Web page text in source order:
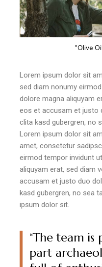
"Olive
Lorem ipsum dolor sit
sed diam nonumy
dolore magna aliquyam
eos et accusam et justo
clita kasd gubergren, no
Lorem ipsum dolor sit
amet, consetetur
eirmod tempor invidunt
aliquyam erat, sed diam
accusam et justo duo
kasd gubergren, no sea
ipsum dolor sit.
“The team
part